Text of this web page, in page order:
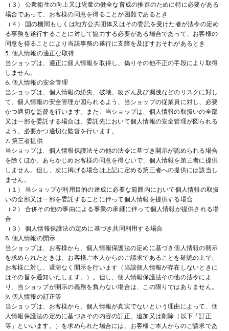
（３） 公衆衛生の向上又は児童の健全な育成の推進のために特に必要がある
場合であって、お客様の同意を得ることが困難であるとき
（４） 国の機関もしくは地方公共団体又はその委託を受けた者が法令の定め
る事務を遂行することに対して協力する必要がある場合であって、お客様の
同意を得ることにより当該事務の遂行に支障を及ぼすおそれがあるとき
5. 個人情報の適正な取得
当ショップは、適正に個人情報を取得し、偽りその他不正の手段により取得
しません。
6. 個人情報の安全管理
当ショップは、個人情報の紛失、破壊、改ざん及び漏洩などのリスクに対し
て、個人情報の安全管理が図られるよう、当ショップの従業員に対し、必要
かつ適切な監督を行います。また、当ショップは、個人情報の取扱いの全部
又は一部を委託する場合は、委託先において個人情報の安全管理が図られる
よう、必要かつ適切な監督を行います。
7. 第三者提供
当ショップは、個人情報保護法その他の法令に基づき開示が認められる場合
を除くほか、あらかじめお客様の同意を得ないで、個人情報を第三者に提供
しません。但し、次に掲げる場合は上記に定める第三者への提供には該当し
ません。
（１） 当ショップが利用目的の達成に必要な範囲内において個人情報の取扱
いの全部又は一部を委託することに伴って個人情報を提供する場合
（２） 合併その他の事由による事業の承継に伴って個人情報が提供される場
合
（３） 個人情報保護法の定めに基づき共同利用する場合
8. 個人情報の開示
当ショップは、お客様から、個人情報保護法の定めに基づき個人情報の開示
を求められたときは、お客様ご本人からのご請求であることを確認の上で、
お客様に対し、遅滞なく開示を行います（当該個人情報が存在しないときに
はその旨を通知いたします。）。但し、個人情報保護法その他の法令によ
り、当ショップが開示の義務を負わない場合は、この限りではありません。
9. 個人情報の訂正等
当ショップは、お客様から、個人情報が真実でないという理由によって、個
人情報保護法の定めに基づきその内容の訂正、追加又は削除（以下「訂正
等」といいます。）を求められた場合には、お客様ご本人からのご請求であ